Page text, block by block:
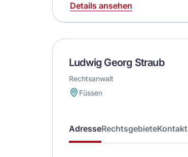
Details ansehen
Ludwig Georg Straub
Rechtsanwalt
Füssen
AdresseRechtsgebieteKontakt